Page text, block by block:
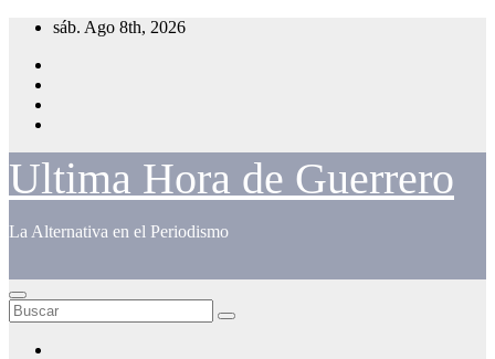
Saltar
contenido
sáb. Ago 8th, 2026
Ultima Hora de Guerrero
La Alternativa en el Periodismo